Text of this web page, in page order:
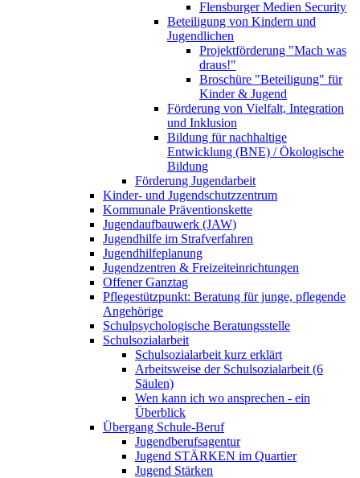
Flensburger Medien Security
Beteiligung von Kindern und
Jugendlichen
Projektförderung "Mach was
draus!"
Broschüre "Beteiligung" für
Kinder & Jugend
Förderung von Vielfalt, Integration
und Inklusion
Bildung für nachhaltige
Entwicklung (BNE) / Ökologische
Bildung
Förderung Jugendarbeit
Kinder- und Jugendschutzzentrum
Kommunale Präventionskette
Jugendaufbauwerk (JAW)
Jugendhilfe im Strafverfahren
Jugendhilfeplanung
Jugendzentren & Freizeiteinrichtungen
Offener Ganztag
Pflegestützpunkt: Beratung für junge, pflegende
Angehörige
Schulpsychologische Beratungsstelle
Schulsozialarbeit
Schulsozialarbeit kurz erklärt
Arbeitsweise der Schulsozialarbeit (6
Säulen)
Wen kann ich wo ansprechen - ein
Überblick
Übergang Schule-Beruf
Jugendberufsagentur
Jugend STÄRKEN im Quartier
Jugend Stärken